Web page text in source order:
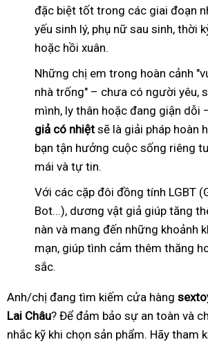
đặc biệt tốt trong các giai đoạn
yếu sinh lý, phụ nữ sau sinh, thời
hoặc hồi xuân.
Những chị em trong hoàn cảnh
nhà trống" – chưa có người yêu,
mình, ly thân hoặc đang giận dỗi
giả có nhiệt sẽ là giải pháp hoàn
bạn tận hưởng cuộc sống riêng
mái và tự tin.
Với các cặp đôi đồng tính LGBT
Bot...), dương vật giả giúp tăng
nàn và mang đến những khoảnh
mạn, giúp tình cảm thêm thăng
sắc.
Anh/chị đang tìm kiếm cửa hàng
Lai Châu? Để đảm bảo sự an toàn và
nhắc kỹ khi chọn sản phẩm. Hãy tham